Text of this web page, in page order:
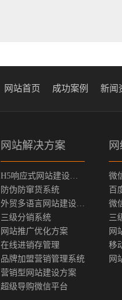
网站首页 成功案例 新闻
网站解决方案
H5响应式网站建设方案
防伪防窜货系统
外贸多语言网站建设方案
三级分销系统
网站推广优化方案
在线进销存管理
品牌加盟营销管理系统
营销型网站建设方案
超级导购微信平台
微
百
微
三
网
移
网